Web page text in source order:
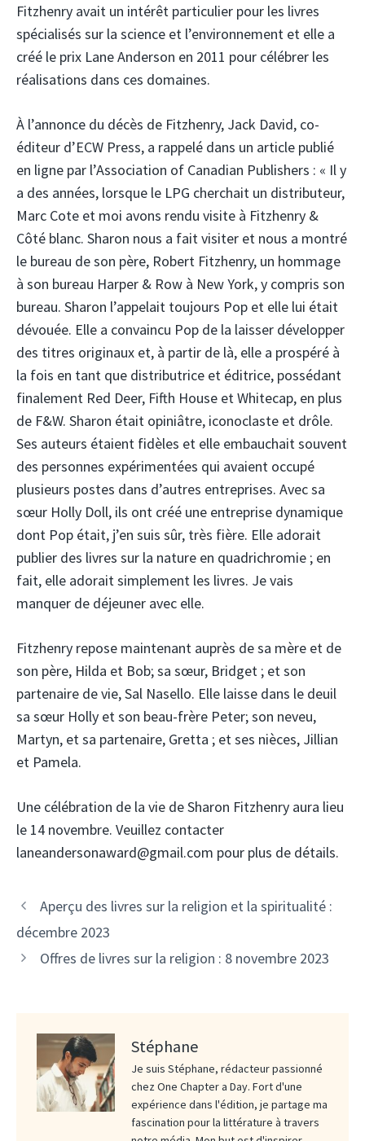
Fitzhenry avait un intérêt particulier pour les livres
spécialisés sur la science et l’environnement et elle a
créé le prix Lane Anderson en 2011 pour célébrer les
réalisations dans ces domaines.
À l’annonce du décès de Fitzhenry, Jack David, co-
éditeur d’ECW Press, a rappelé dans un article publié
en ligne par l’Association of Canadian Publishers : « Il y
a des années, lorsque le LPG cherchait un distributeur,
Marc Cote et moi avons rendu visite à Fitzhenry &
Côté blanc. Sharon nous a fait visiter et nous a montré
le bureau de son père, Robert Fitzhenry, un hommage
à son bureau Harper & Row à New York, y compris son
bureau. Sharon l’appelait toujours Pop et elle lui était
dévouée. Elle a convaincu Pop de la laisser développer
des titres originaux et, à partir de là, elle a prospéré à
la fois en tant que distributrice et éditrice, possédant
finalement Red Deer, Fifth House et Whitecap, en plus
de F&W. Sharon était opiniâtre, iconoclaste et drôle.
Ses auteurs étaient fidèles et elle embauchait souvent
des personnes expérimentées qui avaient occupé
plusieurs postes dans d’autres entreprises. Avec sa
sœur Holly Doll, ils ont créé une entreprise dynamique
dont Pop était, j’en suis sûr, très fière. Elle adorait
publier des livres sur la nature en quadrichromie ; en
fait, elle adorait simplement les livres. Je vais
manquer de déjeuner avec elle.
Fitzhenry repose maintenant auprès de sa mère et de
son père, Hilda et Bob; sa sœur, Bridget ; et son
partenaire de vie, Sal Nasello. Elle laisse dans le deuil
sa sœur Holly et son beau-frère Peter; son neveu,
Martyn, et sa partenaire, Gretta ; et ses nièces, Jillian
et Pamela.
Une célébration de la vie de Sharon Fitzhenry aura lieu
le 14 novembre. Veuillez contacter
laneandersonaward@gmail.com pour plus de détails.
Aperçu des livres sur la religion et la spiritualité :
décembre 2023
Offres de livres sur la religion : 8 novembre 2023
Stéphane
Je suis Stéphane, rédacteur passionné
chez One Chapter a Day. Fort d'une
expérience dans l'édition, je partage ma
fascination pour la littérature à travers